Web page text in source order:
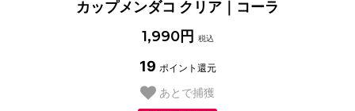
カップメンダコ クリア｜コーラ
1,990円 税込
19 ポイント還元
あとで捕獲